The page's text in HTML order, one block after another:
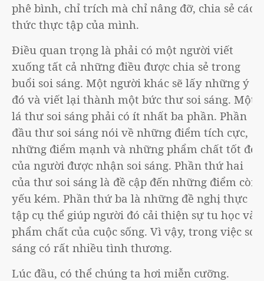
phê bình, chỉ trích mà chỉ nâng đỡ, chia sẻ cách
thức thực tập của mình.
Điều quan trọng là phải có một người viết
xuống tất cả những điều được chia sẻ trong
buổi soi sáng. Một người khác sẽ lấy những ý
đó và viết lại thành một bức thư soi sáng. Một
lá thư soi sáng phải có ít nhất ba phần. Phần
đầu thư soi sáng nói về những điểm tích cực,
những điểm mạnh và những phẩm chất tốt đẹp
của người được nhận soi sáng. Phần thứ hai
của thư soi sáng là đề cập đến những điểm còn
yếu kém. Phần thứ ba là những đề nghị thực
tập cụ thể giúp người đó cải thiện sự tu học và
phẩm chất của cuộc sống. Vì vậy, trong việc soi
sáng có rất nhiều tình thương.
Lúc đầu, có thể chúng ta hơi miễn cưỡng.